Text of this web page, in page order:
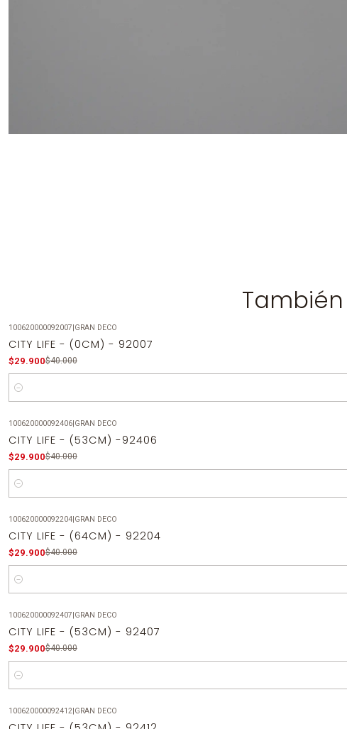
100620000092007 GRAN DECO
CITY LIFE - (0CM) - 92007
$29.900$40.000
Cantidad
100620000092406| GRAN DECO
CITY LIFE - (53CM) -92406
$29.900$40.000
Cantidad
100620000092204| GRAN DECO
CITY LIFE - (64CM) - 92204
$29.900$40.000
Cantidad
100620000092407 GRAN DECO
CITY LIFE - (53CM) - 92407
$29.900$40.000
Cantidad
100620000092412| GRAN DECO